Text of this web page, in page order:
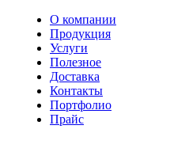
О компании
Продукция
Услуги
Полезное
Доставка
Контакты
Портфолио
Прайс